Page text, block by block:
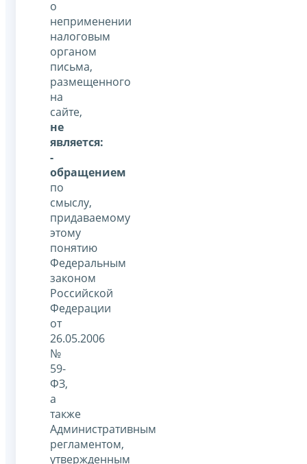
о
неприменении
налоговым
органом
письма,
размещенного
на
сайте,
не
является:
-
обращением
по
смыслу,
придаваемому
этому
понятию
Федеральным
законом
Российской
Федерации
от
26.05.2006
№
59-
ФЗ,
а
также
Административным
регламентом,
утвержденным